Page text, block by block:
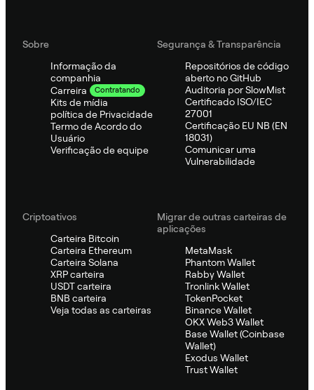
Sobre
Informação da
companhia
Carreira
Contratando
Kits de mídia
política de Privacidade
Termo de Acordo do
Usuário
Verificação de equipe
Segurança & Transparência
Repositórios de código
aberto no GitHub
Auditoria por SlowMist
Certificado ISO/IEC
27001
Certificação EU NB (EN
18031)
Comunicar uma
Vulnerabilidade
Criptoativos
Carteira Bitcoin
Carteira Ethereum
Carteira Solana
XRP carteira
USDT carteira
BNB carteira
Veja todas as carteiras
Migrar de outras carteiras de
aplicações
MetaMask
Phantom Wallet
Rabby Wallet
Tronlink Wallet
TokenPocket
Binance Wallet
OKX Web3 Wallet
Base Wallet (Coinbase
Wallet)
Exodus Wallet
Trust Wallet